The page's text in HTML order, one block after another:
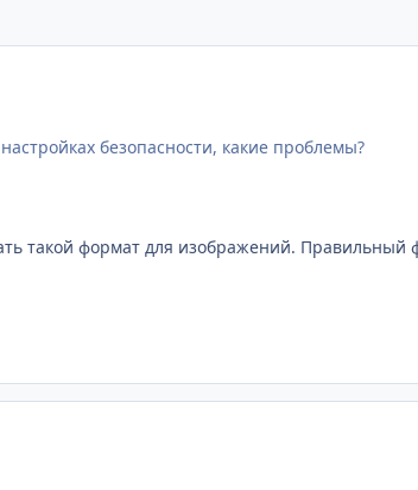
безопасности, какие проблемы?
такой формат для изображений. Правильный